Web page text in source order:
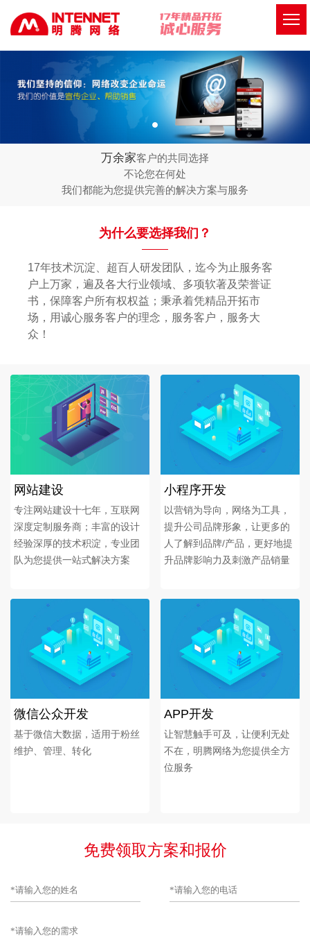
万余家客户的共同选择
不论您在何处
我们都能为您提供完善的解决方案与服务
为什么要选择我们？
17年技术沉淀、超百人研发团队，迄今为止服务客
户上万家，遍及各大行业领域、多项软著及荣誉证
书，保障客户所有权权益；秉承着凭精品开拓市
场，用诚心服务客户的理念，服务客户，服务大
众！
网站建设
专注网站建设十七年，互联网
深度定制服务商；丰富的设计
经验深厚的技术积淀，专业团
队为您提供一站式解决方案
小程序开发
以营销为导向，网络为工具，
提升公司品牌形象，让更多的
人了解到品牌/产品，更好地提
升品牌影响力及刺激产品销量
微信公众开发
基于微信大数据，适用于粉丝
维护、管理、转化
APP开发
让智慧触手可及，让便利无处
不在，明腾网络为您提供全方
位服务
免费领取方案和报价